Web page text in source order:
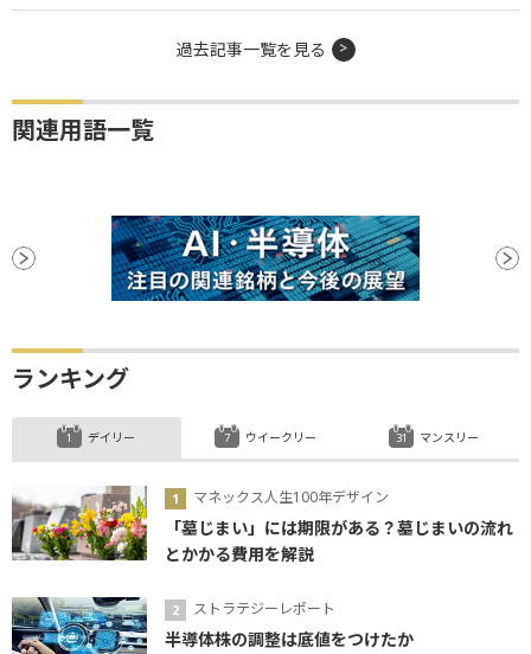
過去記事一覧を見る
関連用語一覧
ランキング
デイリー
マネックス人生100年デザイン
「墓じまい」には期限がある？墓じまいの流れ
とかかる費用を解説
ストラテジーレポート
半導体株の調整は底値をつけたか
ウイークリー マンスリー